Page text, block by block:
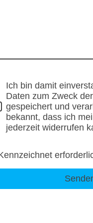
Ich bin damit
Daten zum Zweck
gespeichert und
bekannt, dass ich
jederzeit widerrufen